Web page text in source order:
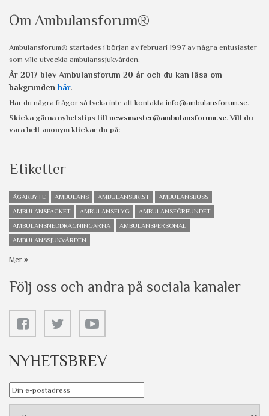
Om Ambulansforum®
Ambulansforum® startades i början av februari 1997 av några entusiaster
som ville utveckla ambulanssjukvården.
År 2017 blev Ambulansforum 20 år och du kan läsa om
bakgrunden här.
Har du några frågor så tveka inte att kontakta info@ambulansforum.se.
Skicka gärna nyhetstips till newsmaster@ambulansforum.se. Vill du
vara helt anonym klickar du på:
Etiketter
ÄGARBYTE AMBULANS AMBULANSBRIST
AMBULANSBUSS
AMBULANSFACKET
AMBULANSFLYG
AMBULANSFÖRBUNDET
AMBULANSNEDDRAGNINGARNA
AMBULANSPERSONAL
AMBULANSSJUKVÅRDEN
Mer
Följ oss och andra på sociala kanaler
NYHETSBREV